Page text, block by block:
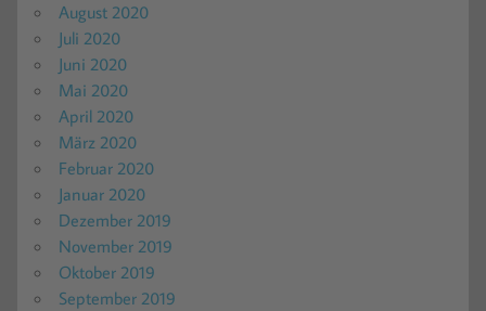
August 2020
Juli 2020
Juni 2020
Mai 2020
April 2020
März 2020
Februar 2020
Januar 2020
Dezember 2019
November 2019
Oktober 2019
September 2019